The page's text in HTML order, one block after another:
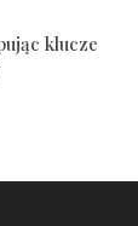
klucze